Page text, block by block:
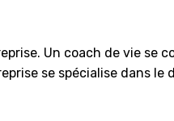
Un coach de vie se
se spécialise dans